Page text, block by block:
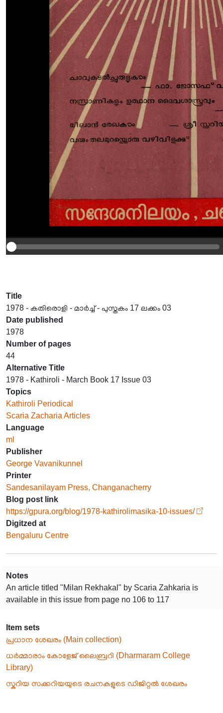
Title
1978 - കതിരൊളി - മാർച്ച് - പുസ്തകം 17 ലക്കം 03
Date published
1978
Number of pages
44
Alternative Title
1978 - Kathiroli - March Book 17 Issue 03
Topics
Kathiroli Periodical
Scaria Zacharia Articles
Language
ml
Publisher
George Vavanikunnel
Printer
Sandesanilayam Press, Changanacherry
Blog post link
https://gpura.org/blog/1978-kathirolimasika-10-issues/
Digitzed at
Bengaluru Centre
Notes
An article titled "Milan Rekhakal" by Scaria Zahkaria is
available in this issue from page no 106 to 117
Item sets
പ്രധാന ശേഖരം (Main collection)
ധർമ്മാരാം കോളേജ് ലൈബ്രറി (Dharmaram College
Library)
സ്കറിയ സക്കറിയയുടെ രചനകളുടെ ഡിജിറ്റൽ ശേഖരം